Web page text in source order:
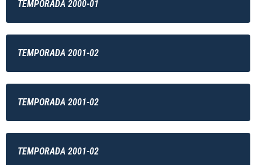
TEMPORADA 2000-01
TEMPORADA 2001-02
TEMPORADA 2001-02
TEMPORADA 2001-02